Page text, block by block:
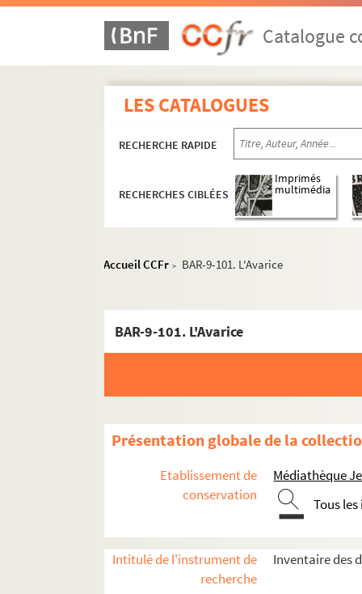
Catalogue
LES CATALOGUES
RECHERCHE RAPIDE
RECHERCHES CIBLÉES
Imprimés
multimédia
Accueil CCFr > BAR-9-101. L'Avarice
BAR-9-101. L'Avarice
Présentation globale de la
Etablissement de
conservation
Médiathèque
Tous
Intitulé de l'instrument de
recherche
Inventaire des
Marcia
Marcilly
Mathis
Millet, Albert
Monbart
Nérac
Pépin
Pipp
Poudre et Matiga
Province et Etranger
Les Génies de la Mort
Les Sept Péchés capitaux